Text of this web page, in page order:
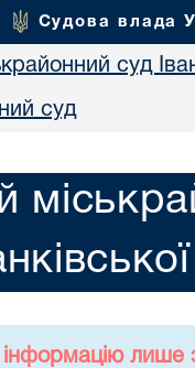
Судова влада
суд
суд
лише